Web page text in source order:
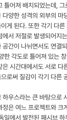
틀어져 배치되었는데,
다양한 성격의 외부의 마
게 된다. 또한 각기 다
에서 저절로 발생되어지
공간이 나뉘면서도 연결
한 각도로 틀어져 있는
은 시간대에서도 서로 다
으로써 질감이 각기 다른
하우스라는 큰 바탕으로
정은 여느 프로젝트와 크
일에서 발전된 패시브 하